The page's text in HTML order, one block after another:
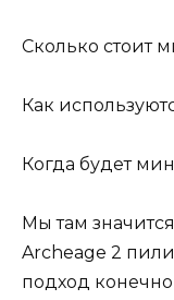
Сколько стоит
Как
Когда будет
Мы там
Archeage 2
подход